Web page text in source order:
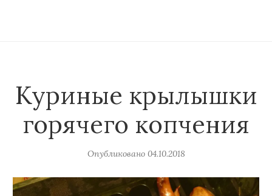
Куриные крылышки
горячего копчения
Опубликовано 04.10.2018